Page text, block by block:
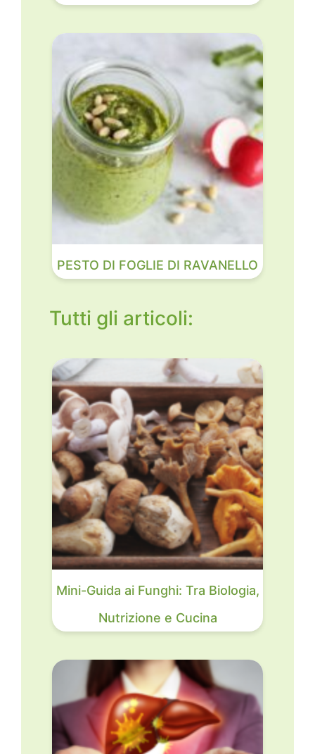
PESTO DI FOGLIE DI RAVANELLO
Tutti gli articoli:
Mini-Guida ai Funghi: Tra Biologia,
Nutrizione e Cucina